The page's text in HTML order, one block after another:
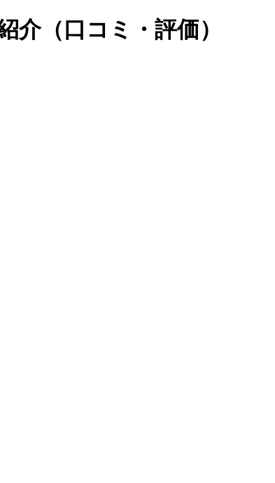
介（口コミ・評価）